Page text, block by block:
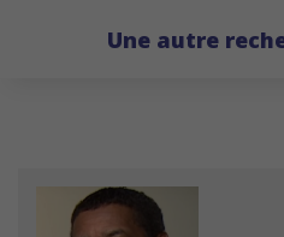
Une autre